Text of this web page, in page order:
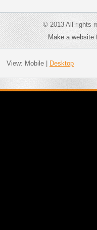
© 2013 All rights
Make a website
View: Mobile| Desktop